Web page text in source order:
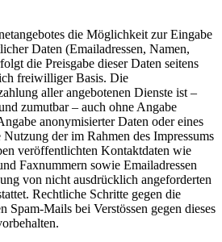
die Möglichkeit zur Eingabe
Daten (Emailadressen, Namen,
die Preisgabe dieser Daten seitens
freiwilliger Basis. Die
aller angebotenen Dienste ist –
zumutbar – auch ohne Angabe
anonymisierter Daten oder eines
der im Rahmen des Impressums
veröffentlichten Kontaktdaten wie
Faxnummern sowie Emailadressen
von nicht ausdrücklich angeforderten
Rechtliche Schritte gegen die
Spam-Mails bei Verstössen gegen dieses